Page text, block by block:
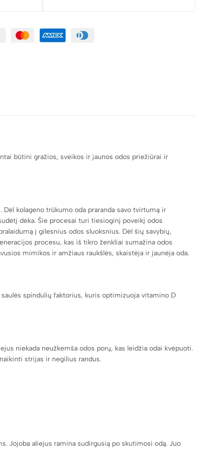
būtini gražios, sveikos ir jaunos odos priežiūrai ir
kolageno trūkumo oda praranda savo tvirtumą ir
dėka. Šie procesai turi tiesioginį poveikį odos
į gilesnius odos sluoksnius. Dėl šių savybių,
procesu, kas iš tikro ženkliai sumažina odos
mimikos ir amžiaus raukšlės, skaistėja ir jaunėja oda.
spindulių faktorius, kuris optimizuoja vitamino D
niekada neužkemša odos porų, kas leidžia odai kvėpuoti.
strijas ir negilius randus.
Jojoba aliejus ramina sudirgusią po skutimosi odą. Juo